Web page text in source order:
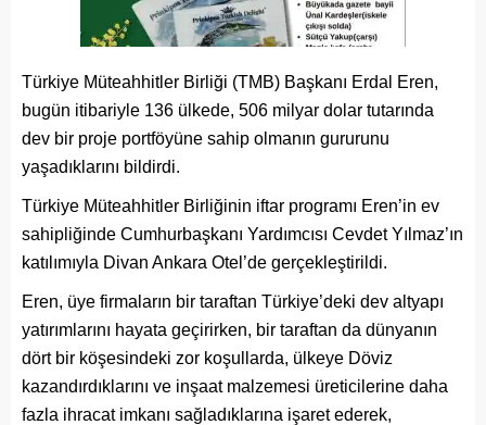
Türkiye Müteahhitler Birliği (TMB) Başkanı Erdal Eren,
bugün itibariyle 136 ülkede, 506 milyar dolar tutarında
dev bir proje portföyüne sahip olmanın gururunu
yaşadıklarını bildirdi.
Türkiye Müteahhitler Birliğinin iftar programı Eren’in ev
sahipliğinde Cumhurbaşkanı Yardımcısı Cevdet Yılmaz’ın
katılımıyla Divan Ankara Otel’de gerçekleştirildi.
Eren, üye firmaların bir taraftan Türkiye’deki dev altyapı
yatırımlarını hayata geçirirken, bir taraftan da dünyanın
dört bir köşesindeki zor koşullarda, ülkeye Döviz
kazandırdıklarını ve inşaat malzemesi üreticilerine daha
fazla ihracat imkanı sağladıklarına işaret ederek,